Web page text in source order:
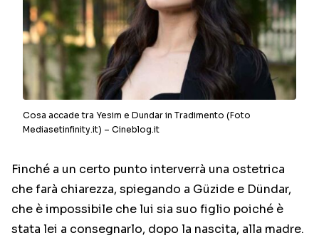
Cosa accade tra Yesim e Dundar in Tradimento (Foto
Mediasetinfinity.it) – Cineblog.it
Finché a un certo punto interverrà una ostetrica
che farà chiarezza, spiegando a Güzide e Dündar,
che è impossibile che lui sia suo figlio poiché è
stata lei a consegnarlo, dopo la nascita, alla madre.